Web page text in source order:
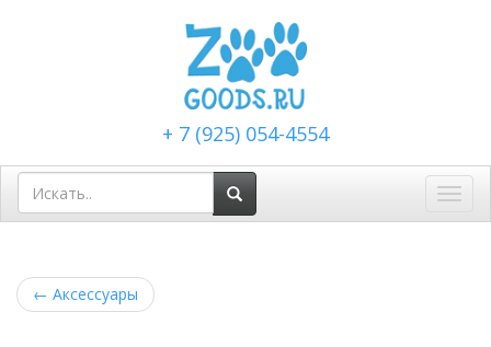
+ 7 (925) 054-4554
← Аксессуары